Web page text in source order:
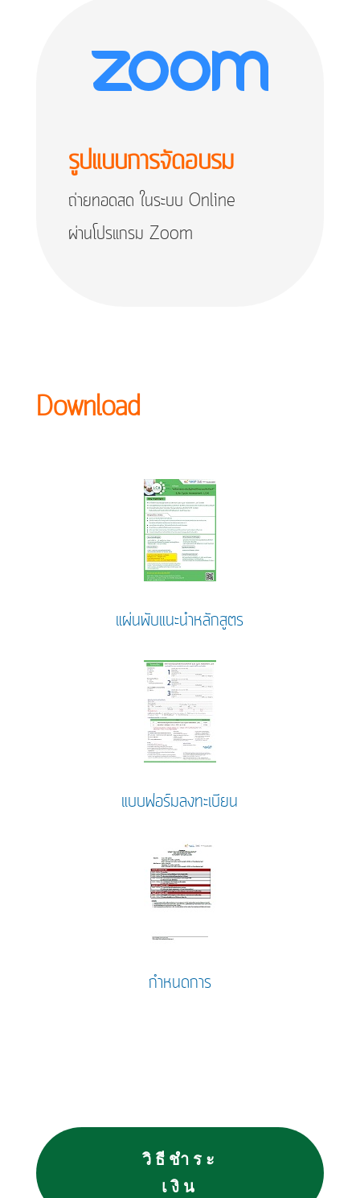
รูปแบบการจัดอบรม
ถ่ายทอดสด ในระบบ Online
ผ่านโปรแกรม Zoom
Download
แผ่นพับแนะนำหลักสูตร
แบบฟอร์มลงทะเบียน
กำหนดการ
วิธีชำระ
เงิน